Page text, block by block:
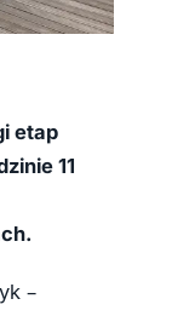
etap
11
–